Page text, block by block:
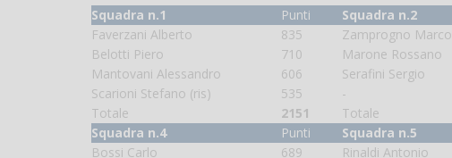
Squadra n.1 Punti Squadra n.2
Faverzani Alberto
835 Zamprogno Marco
Belotti Piero
710 Marone Rossano
Mantovani Alessandro
606 Serafini Sergio
Scarioni Stefano (ris)
535 -
Totale
2151 Totale
Squadra n.4
Punti Squadra n.5
Bossi Carlo
689 Rinaldi Antonio